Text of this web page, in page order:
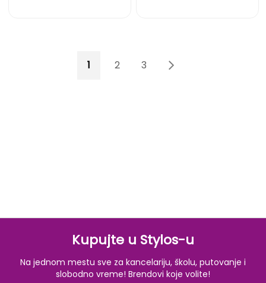
You're currently reading page
1 Page
2 Page
3 Page
4Page
Sledeće
Kupujte u Stylos-u
Na jednom mestu sve za kancelariju, školu, putovanje i
slobodno vreme! Brendovi koje volite!